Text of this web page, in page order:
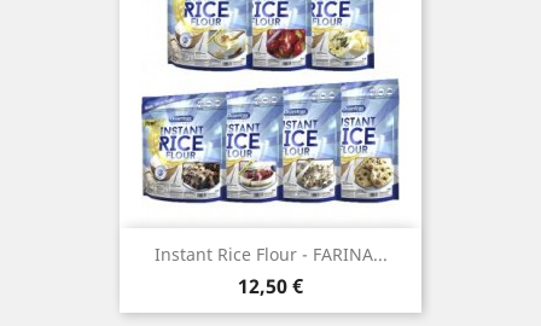
Instant Rice Flour - FARINA...
Prezzo
12,50 €